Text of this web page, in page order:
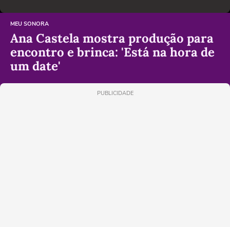
MEU SONORA
Ana Castela mostra produção para
encontro e brinca: 'Está na hora de
um date'
PUBLICIDADE